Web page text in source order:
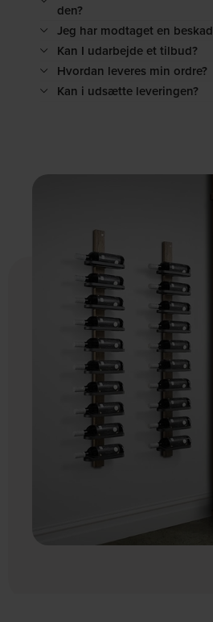
den?
Jeg har modtaget en
Kan I udarbejde et tilbud?
Hvordan leveres min ordre?
Kan i udsætte leveringen?